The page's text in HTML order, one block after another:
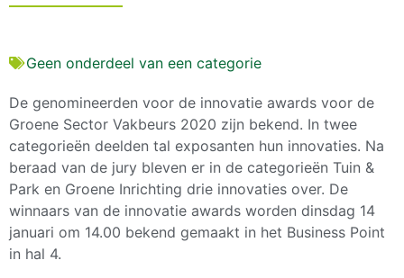
Geen onderdeel van een categorie
De genomineerden voor de innovatie awards voor de
Groene Sector Vakbeurs 2020 zijn bekend. In twee
categorieën deelden tal exposanten hun innovaties. Na
beraad van de jury bleven er in de categorieën Tuin &
Park en Groene Inrichting drie innovaties over. De
winnaars van de innovatie awards worden dinsdag 14
januari om 14.00 bekend gemaakt in het Business Point
in hal 4.